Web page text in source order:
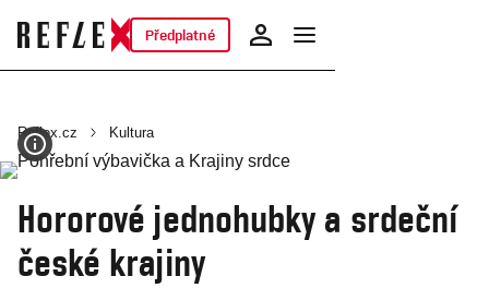
Předplatné
Reflex.cz Kultura
Hororové jednohubky a srdeční
české krajiny